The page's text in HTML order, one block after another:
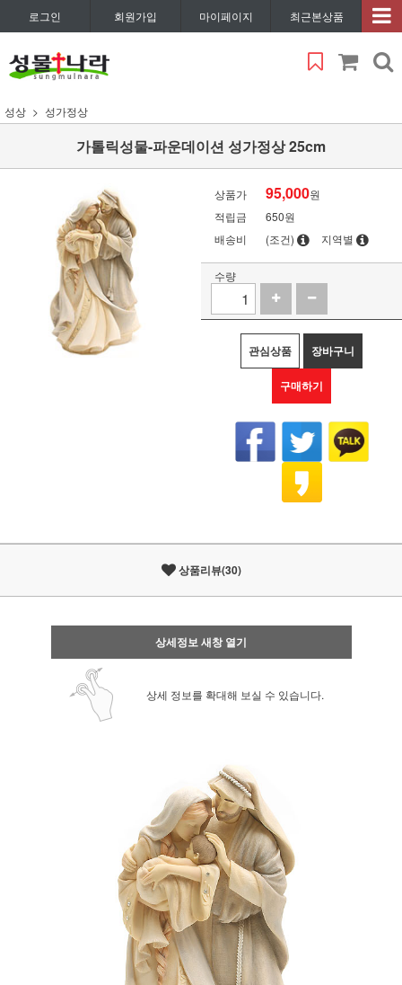
로그인 회원가입 마이페이지 최근본상품
성상 성가정상
가톨릭성물-파운데이션 성가정상 25cm
상품가 95,000원
적립금
650원
배송비
(조건) 지역별
수량
관심상품 장바구니
구매하기
상품리뷰(30)
상세정보 새창 열기
상세 정보를 확대해 보실 수 있습니다.